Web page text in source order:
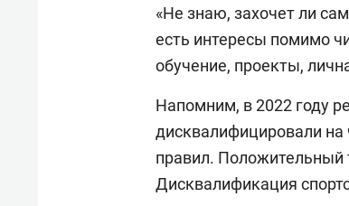
«Не знаю, захочет ли
есть интересы помимо
обучение, проекты,
Напомним, в 2022 году
дисквалифицировали
правил. Положительный
Дисквалификация